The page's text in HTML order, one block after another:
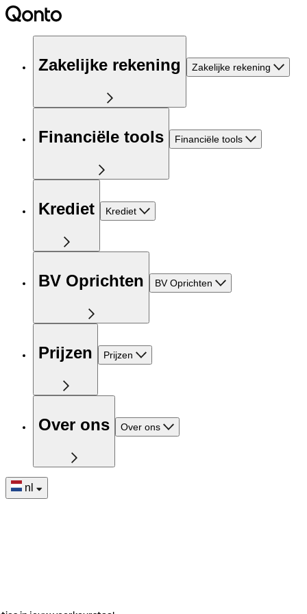
Zakelijke rekening Zakelijke rekening
Financiële tools Financiële tools
Krediet Krediet
BV Oprichten BV Oprichten
Prijzen Prijzen
Over ons Over ons
nl